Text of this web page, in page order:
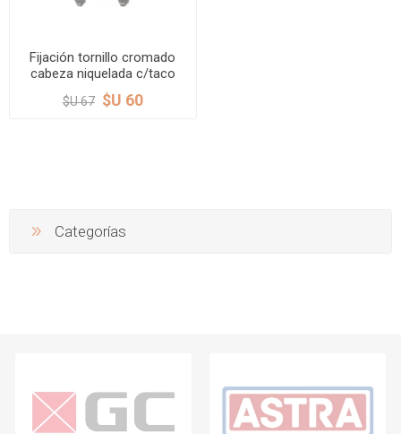
Fijación tornillo cromado
cabeza niquelada c/taco
MALVAR
$U 67 $U 60
Categorías